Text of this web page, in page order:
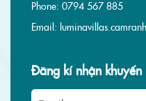
Đăng kí nhận khuyến
Phone: 0794 567 885
Email: